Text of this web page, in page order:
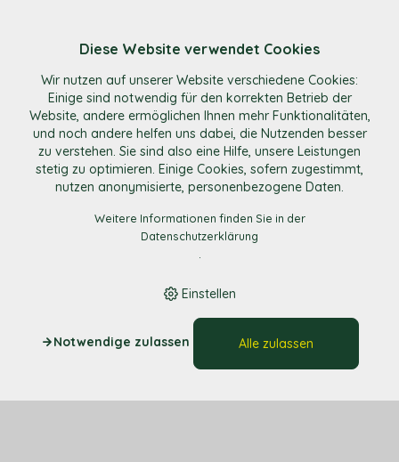
Kontakt
MinMarkt.ch
Ziegelhof GmbH
Konstanzerstrasse 117
CH - 8274 Tägerwilen
+41 71 669 32 50
Diese Website verwendet Cookies
Wir nutzen auf unserer Website verschiedene Cookies:
Einige sind notwendig für den korrekten Betrieb der
Website, andere ermöglichen Ihnen mehr Funktionalitäten,
und noch andere helfen uns dabei, die Nutzenden besser
zu verstehen. Sie sind also eine Hilfe, unsere Leistungen
stetig zu optimieren. Einige Cookies, sofern zugestimmt,
nutzen anonymisierte, personenbezogene Daten.
Weitere Informationen finden Sie in der
Datenschutzerklärung
Einstellen
Notwendige zulassen Alle zulassen